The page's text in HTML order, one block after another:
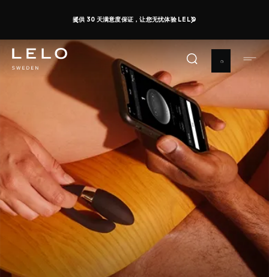
到
要
性高潮日：最高可享 50% 的折扣 + 获取免费玩具
1 d 0 h 40 m 49 s